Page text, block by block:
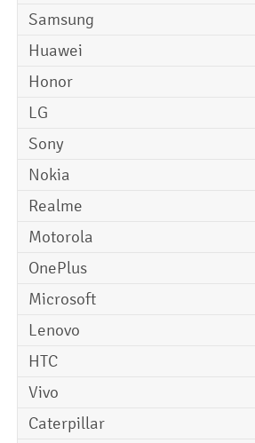
Samsung
Huawei
Honor
LG
Sony
Nokia
Realme
Motorola
OnePlus
Microsoft
Lenovo
HTC
Vivo
Caterpillar